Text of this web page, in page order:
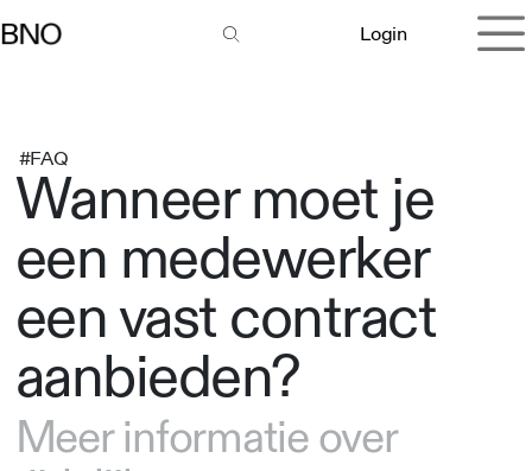
Login
#FAQ
Wanneer moet je
een medewerker
een vast contract
aanbieden?
Meer informatie over